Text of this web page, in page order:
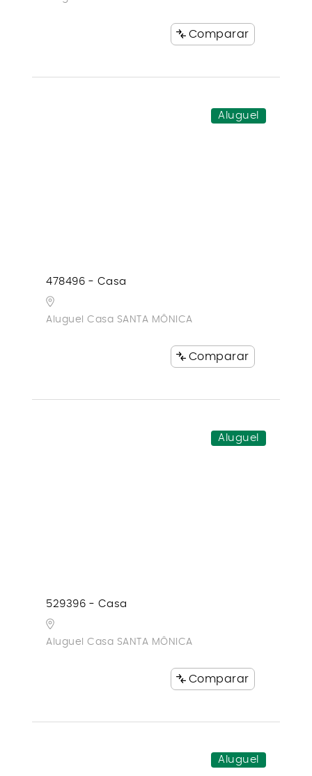
Comparar
Aluguel
478496 - Casa
Aluguel Casa SANTA MÔNICA
Comparar
Aluguel
529396 - Casa
Aluguel Casa SANTA MÔNICA
Comparar
Aluguel